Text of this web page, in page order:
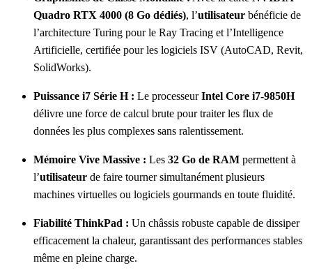
Quadro RTX 4000 (8 Go dédiés), l’utilisateur bénéficie de
l’architecture Turing pour le Ray Tracing et l’Intelligence
Artificielle, certifiée pour les logiciels ISV (AutoCAD, Revit,
SolidWorks).
Puissance i7 Série H : Le processeurIntel Core i7-9850H
délivre une force de calcul brute pour traiter les flux de
données les plus complexes sans ralentissement.
Mémoire Vive Massive : Les 32 Go de RAM permettent à
l’utilisateur de faire tourner simultanément plusieurs
machines virtuelles ou logiciels gourmands en toute fluidité.
Fiabilité ThinkPad : Un châssis robuste capable de dissiper
efficacement la chaleur, garantissant des performances stables
même en pleine charge.